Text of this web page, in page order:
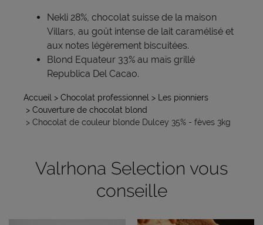
Nekli 28%, chocolat suisse de la maison
Villars, au goût intense de lait caramélisé et
aux notes légèrement biscuitées.
Blond Equateur 33% au maïs grillé
Republica Del Cacao.
Accueil > Chocolat professionnel > Les pionniers
> Couverture de chocolat blond
> Chocolat de couleur blonde Dulcey 35% - fèves 3kg
Valrhona Selection vous
conseille